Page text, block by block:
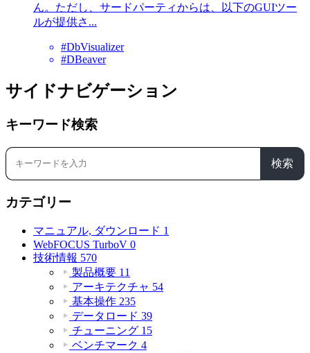
ん。ただし、サードパーティからは、以下のGUIツー
ルが提供さ...
#DbVisualizer
#DBeaver
サイドナビゲーション
キーワード検索
検索
カテゴリー
マニュアル, ダウンロード 1
WebFOCUS TurboV 0
技術情報 570
製品概要 11
アーキテクチャ 54
基本操作 235
データロード 39
チューニング 15
ベンチマーク 4